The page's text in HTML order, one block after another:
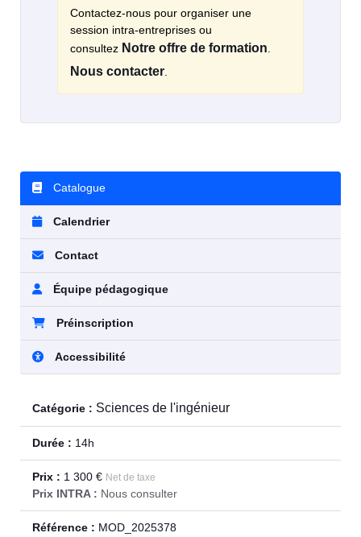
Contactez-nous pour organiser une
session intra-entreprises ou
consultez Notre offre de formation.
Nous contacter.
Catalogue
Calendrier
Contact
Équipe pédagogique
Préinscription
Accessibilité
Catégorie : Sciences de l'ingénieur
Durée : 14h
Prix : 1 300 € Net de taxe
Prix INTRA : Nous consulter
Référence : MOD_2025378